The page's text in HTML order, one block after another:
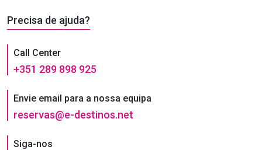
Precisa de ajuda?
Call Center
+351 289 898 925
Envie email para a nossa equipa
reservas@e-destinos.net
Siga-nos